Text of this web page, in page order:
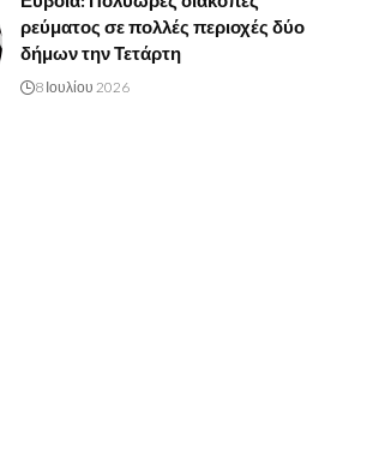
ρεύματος σε πολλές περιοχές δύο
δήμων την Τετάρτη
8 Ιουλίου 2026